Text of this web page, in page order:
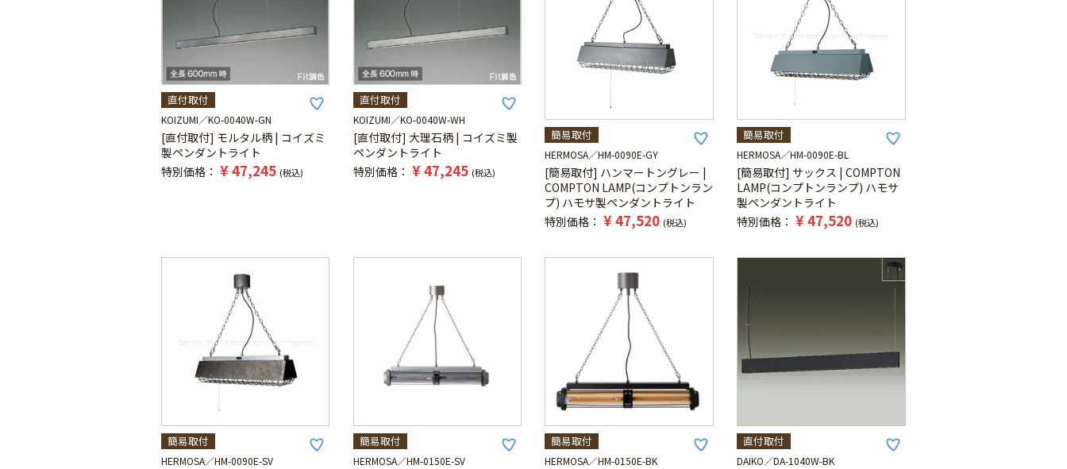
直付取付
KOIZUMI KO-0040W-GN
[直付取付] モルタル柄 | コイズミ
製ペンダントライト
特別価格
¥47,245 税込
直付取付
KOIZUMI KO-0040W-WH
[直付取付] 大理石柄 | コイズミ製
ペンダントライト
特別価格
¥47,245 税込
簡易取付
HERMOSA HM-0090E-GY
[簡易取付] ハンマートングレー |
COMPTON LAMP(コンプトンラン
プ) ハモサ製ペンダントライト
特別価格
¥47,520 税込
簡易取付
HERMOSA HM-0090E-BL
[簡易取付] サックス | COMPTON
LAMP(コンプトンランプ) ハモサ
製ペンダントライト
特別価格
¥47,520 税込
簡易取付
HERMOSA HM-0090E-SV
簡易取付
HERMOSA HM-0150E-SV
簡易取付
HERMOSA HM-0150E-BK
直付取付
DAIKO DA-1040W-BK